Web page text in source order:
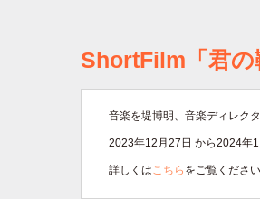
ShortFilm「君
音楽を堤博明、音楽ディレク
2023年12月27日 から2024年
詳しくはこちら をご覧くださ